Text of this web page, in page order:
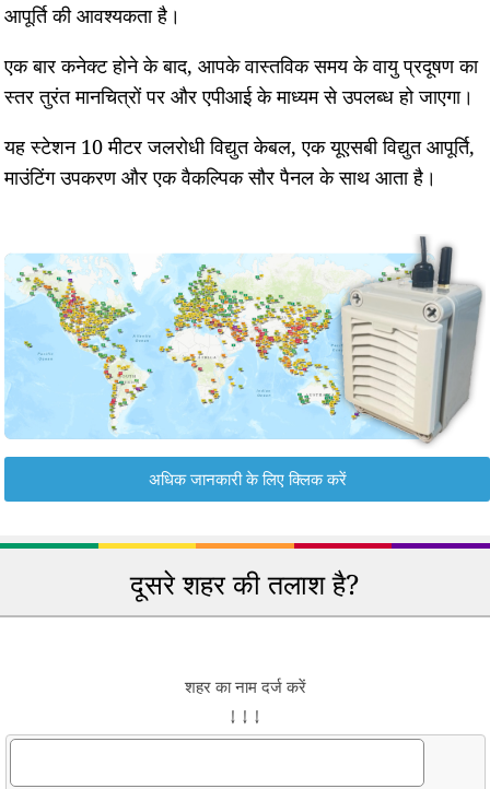
आपूर्ति की आवश्यकता है।
एक बार कनेक्ट होने के बाद, आपके वास्तविक समय के वायु प्रदूषण का
स्तर तुरंत मानचित्रों पर और एपीआई के माध्यम से उपलब्ध हो जाएगा।
यह स्टेशन 10 मीटर जलरोधी विद्युत केबल, एक यूएसबी विद्युत आपूर्ति,
माउंटिंग उपकरण और एक वैकल्पिक सौर पैनल के साथ आता है।
अधिक जानकारी के लिए क्लिक करें
दूसरे शहर की तलाश है?
शहर का नाम दर्ज करें
↓ ↓ ↓